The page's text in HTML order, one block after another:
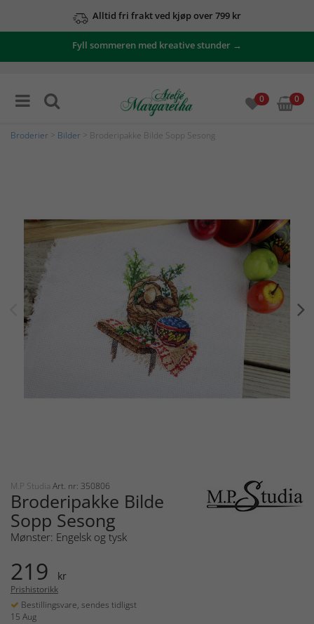
Alltid fri frakt ved kjøp over 799 kr
Fyll sommeren med kreative stunder →
0 0
Broderier Bilder > Broderipakke Bilde Sopp Sesong
M.P Studia Art. nr: 350806
Broderipakke Bilde
Sopp Sesong
Mønster: Engelsk og tysk
219 kr
Prishistorikk
Bestillingsvare, sendes tidligst
15 Aug